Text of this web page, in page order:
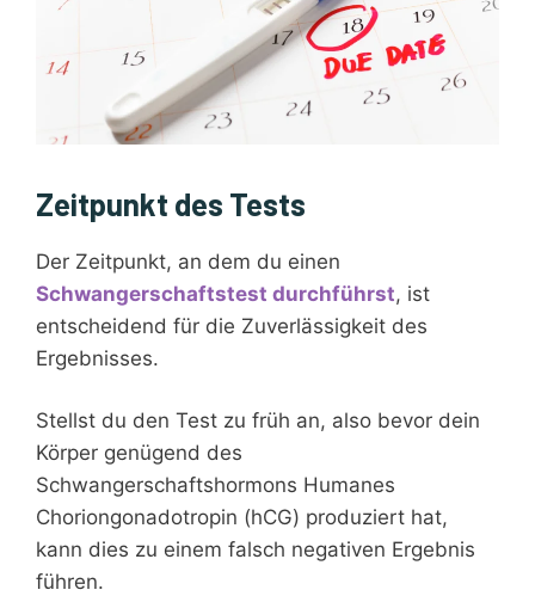
Zeitpunkt des Tests
Der Zeitpunkt, an dem du einen
Schwangerschaftstest durchführst, ist
entscheidend für die Zuverlässigkeit des
Ergebnisses.
Stellst du den Test zu früh an, also bevor dein
Körper genügend des
Schwangerschaftshormons Humanes
Choriongonadotropin (hCG) produziert hat,
kann dies zu einem falsch negativen Ergebnis
führen.